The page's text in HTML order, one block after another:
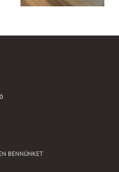
BENNÜNKET